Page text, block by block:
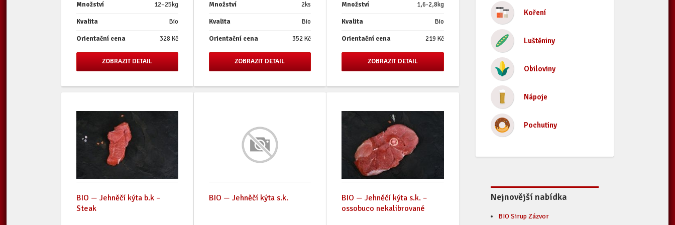
Množství 12–25kg
Kvalita Bio
Orientační cena 328 Kč
ZOBRAZIT DETAIL
Množství 2ks
Kvalita Bio
Orientační cena 352 Kč
ZOBRAZIT DETAIL
Množství 1,6-2,8kg
Kvalita Bio
Orientační cena 219 Kč
ZOBRAZIT DETAIL
BIO — Jehněčí kýta b.k –
Steak
BIO — Jehněčí kýta s.k.
BIO — Jehněčí kýta s.k. –
ossobuco nekalibrované
Koření
Luštěniny
Obiloviny
Nápoje
Pochutiny
Nejnovější nabídka
BIO Sirup Zázvor